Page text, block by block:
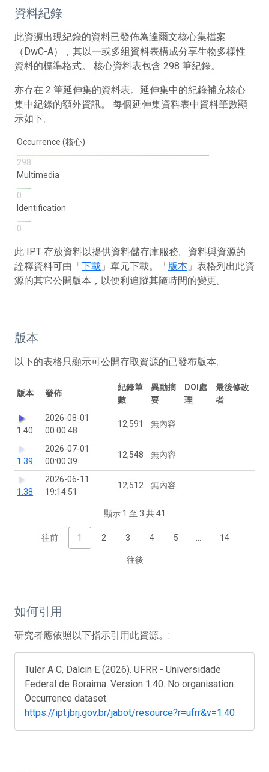
資料紀錄
此資源出現紀錄的資料已發佈為達爾文核心集檔案
（DwC-A），其以一或多組資料表構成分享生物多樣性
資料的標準格式。 核心資料表包含 298 筆紀錄。
亦存在 2 筆延伸集的資料表。延伸集中的紀錄補充核心
集中紀錄的額外資訊。 每個延伸集資料表中資料筆數顯
示如下。
Occurrence (核心)
298
Multimedia
0
Identification
0
此 IPT 存放資料以提供資料儲存庫服務。資料與資源的
詮釋資料可由「下載 」單元下載。「版本 」表格列出此資
源的其它公開版本，以便利追蹤其隨時間的變更。
版本
以下的表格只顯示可公開存取資源的已發布版本。
版本 發佈
紀錄筆
數
異動摘
要
DOI處
理
最後修改
者
1.40
2026-08-01
00:00:48
12,591 無內容
1.39
2026-07-01
00:00:39
12,548 無內容
1.38
2026-06-11
19:14:51
12,512 無內容
顯示 1 至 3 共 41
往前 1 2 3 4 5 14
往後
如何引用
研究者應依照以下指示引用此資源。:
Tuler A C, Dalcin E (2026). UFRR - Universidade
Federal de Roraima. Version 1.40. No organisation.
Occurrence dataset.
https://ipt.jbrj.gov.br/jabot/resource?r=ufrr&v=1.40